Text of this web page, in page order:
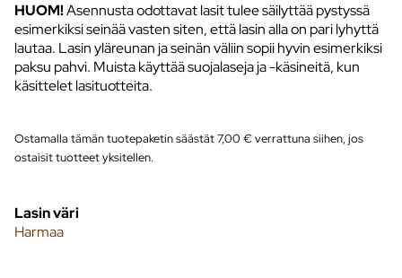
HUOM!Asennusta odottavat lasit tulee säilyttää pystyssä
esimerkiksi seinää vasten siten, että lasin alla on pari lyhyttä
lautaa. Lasin yläreunan ja seinän väliin sopii hyvin esimerkiksi
paksu pahvi. Muista käyttää suojalaseja ja -käsineitä, kun
käsittelet lasituotteita.
Ostamalla tämän tuotepaketin säästät 7,00 € verrattuna siihen, jos
ostaisit tuotteet yksitellen.
Lasin väri
Harmaa